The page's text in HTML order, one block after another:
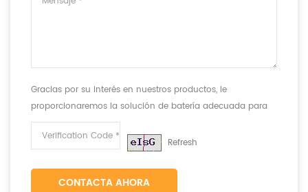
Gracias por su interés en nuestros productos, le
proporcionaremos la solución de batería adecuada para
cumplir con sus requisitos.
Refresh
CONTACTA AHORA